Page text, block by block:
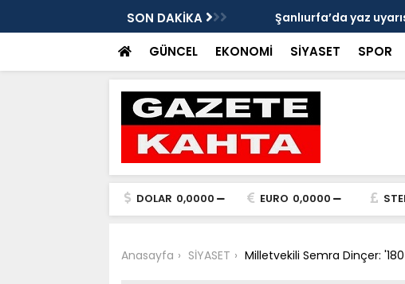
SON DAKİKA
Kahta İmtiyaz Sahibi Mustafa
Şanlıurfa’da yaz uyarısı:
Getirin
GÜNCEL EKONOMİ SİYASET SPOR
DOLAR 0,0000 EURO 0,0000
Anasayfa SİYASET Milletvekili Semra Dinçer: